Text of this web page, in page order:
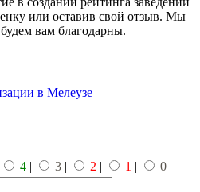
или оставив свой отзыв. Мы
вам благодарны.
в Мелеузе
4 | 3 | 2 | 1 |
0